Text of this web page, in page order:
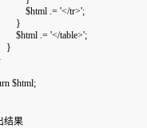
.= '</tr>';
.= '</table>';
$html;
结果